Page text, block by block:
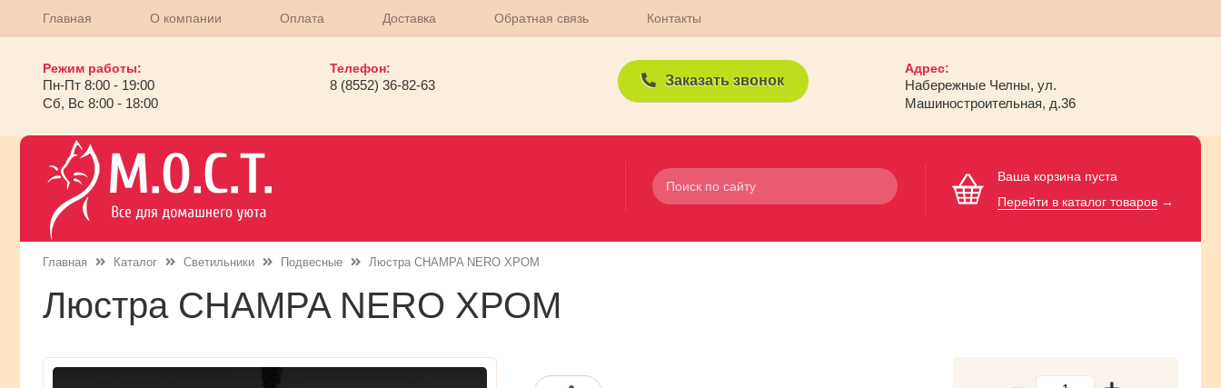
Главная О компании Оплата Доставка Обратная связь Контакты
Режим работы:
Пн-Пт 8:00 - 19:00
Сб, Вс 8:00 - 18:00
Телефон:
8 (8552) 36-82-63 Заказать звонок
Адрес:
Набережные Челны, ул.
Машиностроительная, д.36
Ваша корзина пуста
Перейти в каталог товаров →
Главная Каталог Светильники Подвесные Люстра CHAMPA NERO ХРОМ
Люстра CHAMPA NERO ХРОМ